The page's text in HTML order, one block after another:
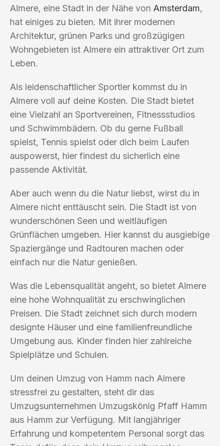
Almere, eine Stadt in der Nähe von Amsterdam,
hat einiges zu bieten. Mit ihrer modernen
Architektur, grünen Parks und großzügigen
Wohngebieten ist Almere ein attraktiver Ort zum
Leben.
Als leidenschaftlicher Sportler kommst du in
Almere voll auf deine Kosten. Die Stadt bietet
eine Vielzahl an Sportvereinen, Fitnessstudios
und Schwimmbädern. Ob du gerne Fußball
spielst, Tennis spielst oder dich beim Laufen
auspowerst, hier findest du sicherlich eine
passende Aktivität.
Aber auch wenn du die Natur liebst, wirst du in
Almere nicht enttäuscht sein. Die Stadt ist von
wunderschönen Seen und weitläufigen
Grünflächen umgeben. Hier kannst du ausgiebige
Spaziergänge und Radtouren machen oder
einfach nur die Natur genießen.
Was die Lebensqualität angeht, so bietet Almere
eine hohe Wohnqualität zu erschwinglichen
Preisen. Die Stadt zeichnet sich durch modern
designte Häuser und eine familienfreundliche
Umgebung aus. Kinder finden hier zahlreiche
Spielplätze und Schulen.
Um deinen Umzug von Hamm nach Almere
stressfrei zu gestalten, steht dir das
Umzugsunternehmen Umzugskönig Pfaff Hamm
aus Hamm zur Verfügung. Mit langjähriger
Erfahrung und kompetentem Personal sorgt das